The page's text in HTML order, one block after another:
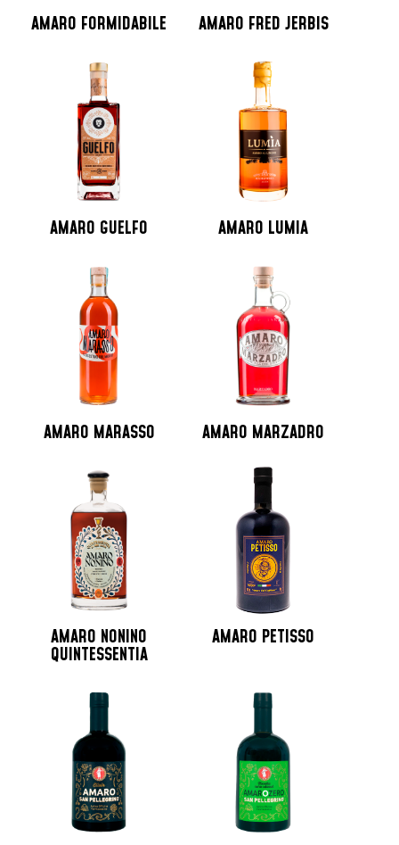
AMARO FORMIDABILE AMARO FRED JERBIS
AMARO GUELFO AMARO LUMIA
AMARO MARASSO AMARO MARZADRO
AMARO NONINO
QUINTESSENTIA
AMARO PETISSO